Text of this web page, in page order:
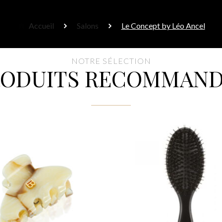
Accueil Salons Le Concept by Léo Ancel
NOTRE SÉLECTION